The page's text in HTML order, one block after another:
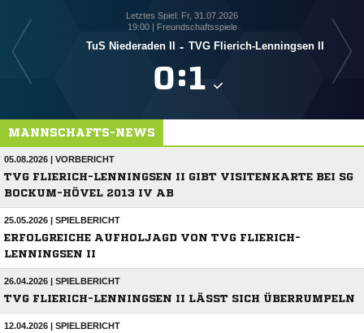
Letztes Spiel: Fr, 31.07.2026
19:00 | Freundschaftsspiele
TuS Niederaden II - TVG Flierich-Lenningsen II
:
MANNSCHAFTS-NEWS
05.08.2026 | VORBERICHT
TVG FLIERICH-LENNINGSEN II GIBT VISITENKARTE BEI SG
BOCKUM-HÖVEL 2013 IV AB
25.05.2026 | SPIELBERICHT
ERFOLGREICHE AUFHOLJAGD VON TVG FLIERICH-
LENNINGSEN II
26.04.2026 | SPIELBERICHT
TVG FLIERICH-LENNINGSEN II LÄSST SICH ÜBERRUMPELN
12.04.2026 | SPIELBERICHT